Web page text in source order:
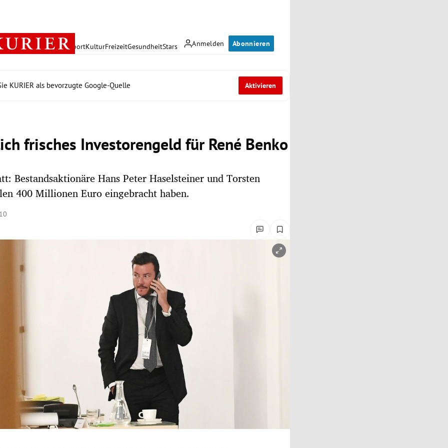
Anmelden Abonnieren
PolitikWirtschaft SportKulturFreizeitGesundheitStars
KURIER als bevorzugte Google-Quelle Aktivieren
frisches Investorengeld für René Benko
Bestandsaktionäre Hans Peter Haselsteiner und Torsten
400 Millionen Euro eingebracht haben.
öffnen/schließen